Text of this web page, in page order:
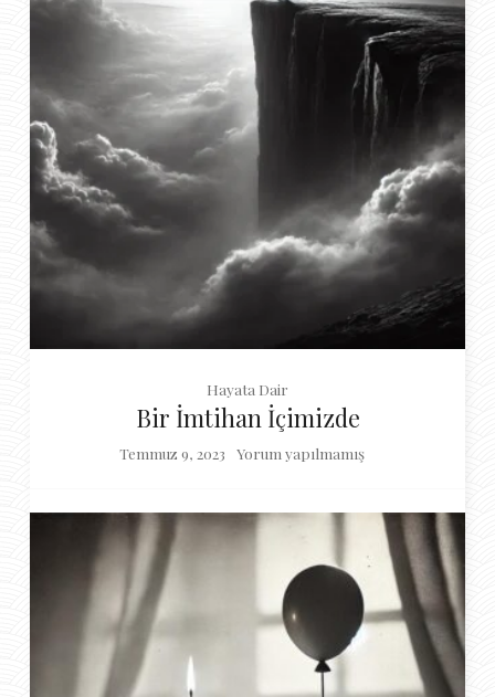
Hayata Dair
Bir İmtihan İçimizde
Temmuz 9, 2023 Yorum yapılmamış